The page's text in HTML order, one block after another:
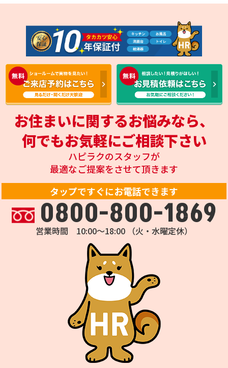
お住まいに関するお悩みなら、
何でもお気軽にご相談下さい
ハピラクのスタッフが
最適なご提案をさせて頂きます
タップですぐにお電話できます
0800-800-1869
営業時間 10:00～18:00 （火・水曜定休）